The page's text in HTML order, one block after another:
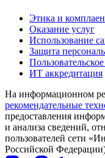
Этика и
Оказание услуг
Использование
Защита
ИТ аккредитация
На информационном
рекомендательные
предоставления
и анализа сведений,
пользователей сети
Российской